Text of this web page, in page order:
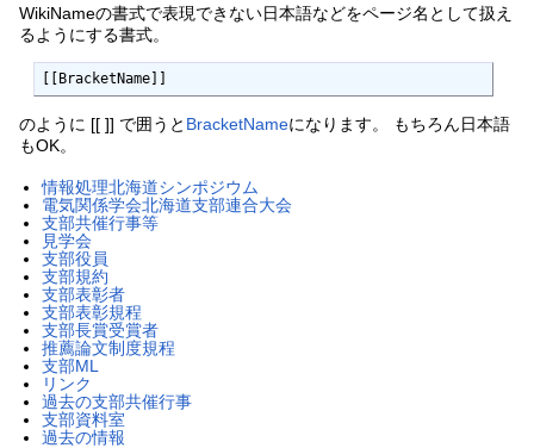
WikiNameの書式で表現できない日本語などをページ名として扱え
るようにする書式。
[[BracketName]]
のように [[ ]] で囲うと BracketNameになります。 もちろん日本語
もOK。
情報処理北海道シンポジウム
電気関係学会北海道支部連合大会
支部共催行事等
見学会
支部役員
支部規約
支部表彰者
支部表彰規程
支部長賞受賞者
推薦論文制度規程
支部ML
リンク
過去の支部共催行事
支部資料室
過去の情報